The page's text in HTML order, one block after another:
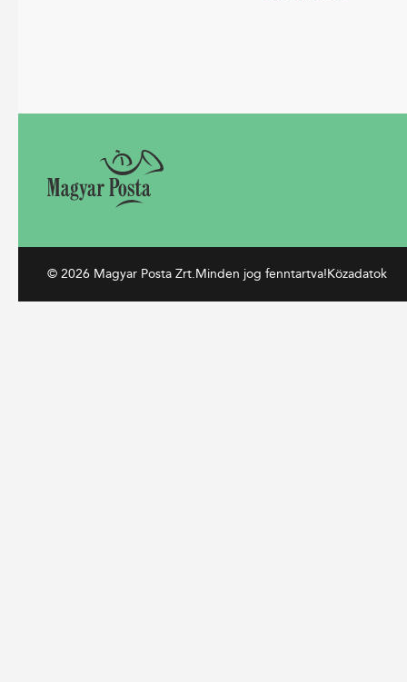
© 2026 Magyar Posta Zrt.Minden jog fenntartva!Közadatok